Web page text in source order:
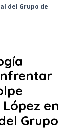
del Grupo de
en
Grupo